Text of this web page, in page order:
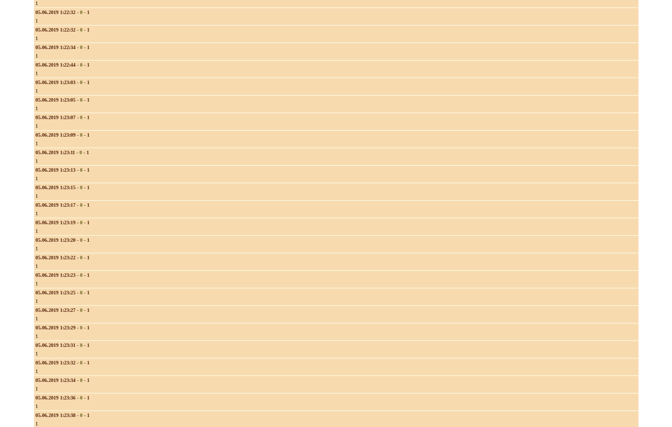
1
05.06.2019 1:22:32- 0- 1
1
05.06.2019 1:22:32- 0- 1
1
05.06.2019 1:22:34- 0- 1
1
05.06.2019 1:22:44- 0- 1
1
05.06.2019 1:23:03- 0- 1
1
05.06.2019 1:23:05- 0- 1
1
05.06.2019 1:23:07- 0- 1
1
05.06.2019 1:23:09- 0- 1
1
05.06.2019 1:23:11 - 0- 1
1
05.06.2019 1:23:13- 0- 1
1
05.06.2019 1:23:15- 0- 1
1
05.06.2019 1:23:17- 0- 1
1
05.06.2019 1:23:19- 0- 1
1
05.06.2019 1:23:20- 0- 1
1
05.06.2019 1:23:22- 0- 1
1
05.06.2019 1:23:23- 0- 1
1
05.06.2019 1:23:25- 0- 1
1
05.06.2019 1:23:27- 0- 1
1
05.06.2019 1:23:29- 0- 1
1
05.06.2019 1:23:31 - 0- 1
1
05.06.2019 1:23:32- 0- 1
1
05.06.2019 1:23:34- 0- 1
1
05.06.2019 1:23:36- 0- 1
1
05.06.2019 1:23:38- 0- 1
1